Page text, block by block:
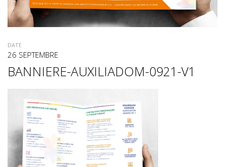
DATE
26 SEPTEMBRE
BANNIERE-AUXILIADOM-0921-V1